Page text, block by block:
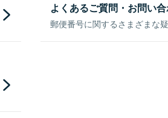
よくあるご質問・お問い
郵便番号に関するさまざまな